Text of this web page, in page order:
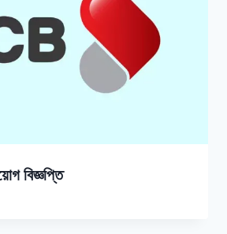
বিজ্ঞপ্তি